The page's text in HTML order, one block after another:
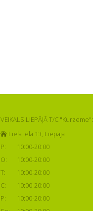
VEIKALS LIEPĀJĀ T/C "Kurzeme":
Lielā iela 13, Liepāja
P:
10:00-20:00
O:
10:00-20:00
T:
10:00-20:00
C:
10:00-20:00
P:
10:00-20:00